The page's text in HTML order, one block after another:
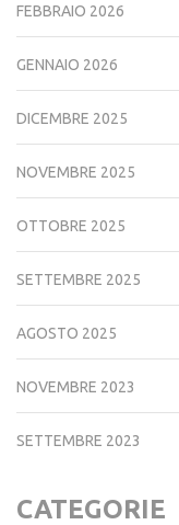
FEBBRAIO 2026
GENNAIO 2026
DICEMBRE 2025
NOVEMBRE 2025
OTTOBRE 2025
SETTEMBRE 2025
AGOSTO 2025
NOVEMBRE 2023
SETTEMBRE 2023
CATEGORIE